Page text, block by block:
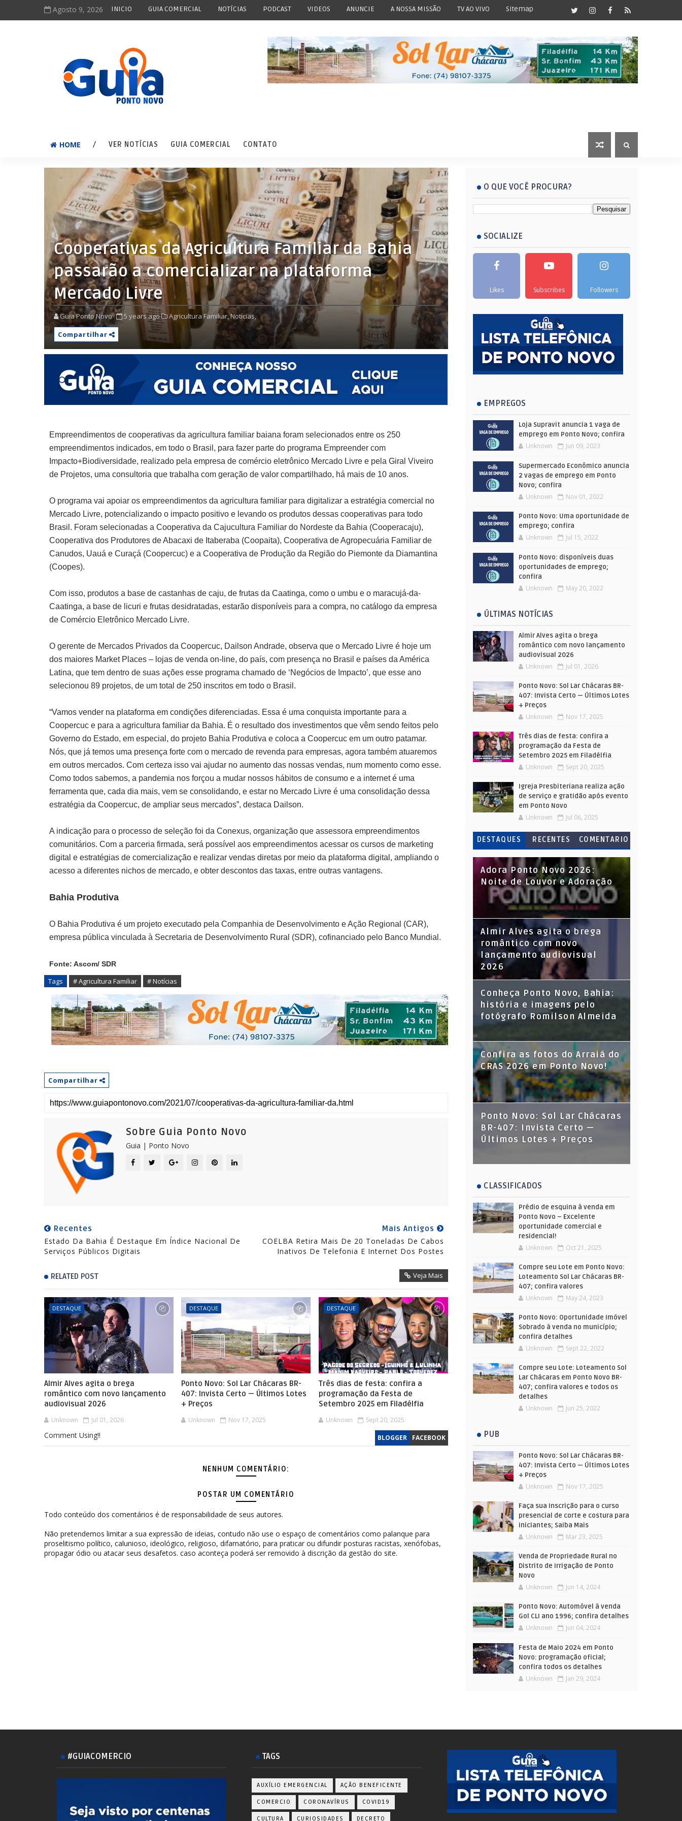
Agosto 9, 2026 INICIO GUIA COMERCIAL NOTÍCIAS PODCAST VIDEOS ANUNCIE A NOSSA MISSÃO TV AO VIVO Sitemap
HOME / VER NOTÍCIAS GUIA COMERCIAL CONTATO
Cooperativas da Agricultura Familiar da Bahia
passarão a comercializar na plataforma
Mercado Livre
Guia Ponto Novo 5 years ago Agricultura Familiar,Notícias,
Compartilhar
Empreendimentos de cooperativas da agricultura familiar baiana foram selecionados entre os 250
empreendimentos indicados, em todo o Brasil, para fazer parte do programa Empreender com
Impacto+Biodiversidade, realizado pela empresa de comércio eletrônico Mercado Livre e pela Giral Viveiro
de Projetos, uma consultoria que trabalha com geração de valor compartilhado, há mais de 10 anos.
O programa vai apoiar os empreendimentos da agricultura familiar para digitalizar a estratégia comercial no
Mercado Livre, potencializando o impacto positivo e levando os produtos dessas cooperativas para todo
Brasil. Foram selecionadas a Cooperativa da Cajucultura Familiar do Nordeste da Bahia (Cooperacaju),
Cooperativa dos Produtores de Abacaxi de Itaberaba (Coopaita), Cooperativa de Agropecuária Familiar de
Canudos, Uauá e Curaçá (Coopercuc) e a Cooperativa de Produção da Região do Piemonte da Diamantina
(Coopes).
Com isso, produtos a base de castanhas de caju, de frutas da Caatinga, como o umbu e o maracujá-da-
Caatinga, a base de licuri e frutas desidratadas, estarão disponíveis para a compra, no catálogo da empresa
de Comércio Eletrônico Mercado Livre.
O gerente de Mercados Privados da Coopercuc, Dailson Andrade, observa que o Mercado Livre é hoje um
dos maiores Market Places – lojas de venda on-line, do país, com presença no Brasil e países da América
Latina, que tem dentro de suas ações esse programa chamado de ‘Negócios de Impacto’, que esse ano
selecionou 89 projetos, de um total de 250 inscritos em todo o Brasil.
“Vamos vender na plataforma em condições diferenciadas. Essa é uma conquista importante para a
Coopercuc e para a agricultura familiar da Bahia. É o resultado dos investimentos que vêm sendo feitos pelo
Governo do Estado, em especial, do projeto Bahia Produtiva e coloca a Coopercuc em um outro patamar.
Nós, que já temos uma presença forte com o mercado de revenda para empresas, agora também atuaremos
em outros mercados. Com certeza isso vai ajudar no aumento das nossas vendas, num momento como esse.
Como todos sabemos, a pandemia nos forçou a mudar nossos hábitos de consumo e a internet é uma
ferramenta que, cada dia mais, vem se consolidando, e estar no Mercado Livre é uma consolidação dessa
estratégia da Coopercuc, de ampliar seus mercados”, destaca Dailson.
A indicação para o processo de seleção foi da Conexus, organização que assessora empreendimentos
comunitários. Com a parceria firmada, será possível aos empreendimentos acessar os cursos de marketing
digital e estratégias de comercialização e realizar vendas diretas por meio da plataforma digital, ampliando o
acesso a diferentes nichos de mercado, e obter descontos das taxas, entre outras vantagens.
Bahia Produtiva
O Bahia Produtiva é um projeto executado pela Companhia de Desenvolvimento e Ação Regional (CAR),
empresa pública vinculada à Secretaria de Desenvolvimento Rural (SDR), cofinanciado pelo Banco Mundial.
Fonte: Ascom/ SDR
Tags # Agricultura Familiar # Notícias
Compartilhar
Sobre Guia Ponto Novo
Guia | Ponto Novo
Recentes
Estado Da Bahia É Destaque Em Índice Nacional De
Serviços Públicos Digitais
Mais Antigos
COELBA Retira Mais De 20 Toneladas De Cabos
Inativos De Telefonia E Internet Dos Postes
RELATED POST Veja Mais
DESTAQUE
Almir Alves agita o brega
romântico com novo lançamento
audiovisual 2026
Unknown Jul 01, 2026
DESTAQUE
Ponto Novo: Sol Lar Chácaras BR-
407: Invista Certo — Últimos Lotes
+ Preços
Unknown Nov 17, 2025
DESTAQUE
Três dias de festa: confira a
programação da Festa de
Setembro 2025 em Filadélfia
Unknown Sept 20, 2025
BLOGGER FACEBOOK
Comment Using!!
NENHUM COMENTÁRIO:
POSTAR UM COMENTÁRIO
Todo conteúdo dos comentários é de responsabilidade de seus autores.
Não pretendemos limitar a sua expressão de ideias, contudo não use o espaço de comentários como palanque para
proselitismo político, calunioso, ideológico, religioso, difamatório, para praticar ou difundir posturas racistas, xenófobas,
propagar ódio ou atacar seus desafetos. caso aconteça poderá ser removido à discrição da gestão do site.
O QUE VOCÊ PROCURA?
SOCIALIZE
Likes Subscribes Followers
EMPREGOS
Loja Supravit anuncia 1 vaga de
emprego em Ponto Novo; confira
Unknown Jun 09, 2023
Supermercado Econômico anuncia
2 vagas de emprego em Ponto
Novo; confira
Unknown Nov 01, 2022
Ponto Novo: Uma oportunidade de
emprego; confira
Unknown Jul 15, 2022
Ponto Novo: disponíveis duas
oportunidades de emprego;
confira
Unknown May 20, 2022
ÚLTIMAS NOTÍCIAS
Almir Alves agita o brega
romântico com novo lançamento
audiovisual 2026
Unknown Jul 01, 2026
Ponto Novo: Sol Lar Chácaras BR-
407: Invista Certo — Últimos Lotes
+ Preços
Unknown Nov 17, 2025
Três dias de festa: confira a
programação da Festa de
Setembro 2025 em Filadélfia
Unknown Sept 20, 2025
Igreja Presbiteriana realiza ação
de serviço e gratidão após evento
em Ponto Novo
Unknown Jul 06, 2025
DESTAQUES RECENTES
COMENTARIO
S
Adora Ponto Novo 2026:
Noite de Louvor e Adoração
Almir Alves agita o brega
romântico com novo
lançamento audiovisual
2026
Conheça Ponto Novo, Bahia:
história e imagens pelo
fotógrafo Romilson Almeida
Confira as fotos do Arraiá do
CRAS 2026 em Ponto Novo!
Ponto Novo: Sol Lar Chácaras
BR-407: Invista Certo —
Últimos Lotes + Preços
CLASSIFICADOS
Prédio de esquina à venda em
Ponto Novo – Excelente
oportunidade comercial e
residencial!
Unknown Oct 21, 2025
Compre seu Lote em Ponto Novo:
Loteamento Sol Lar Chácaras BR-
407; confira valores
Unknown May 24, 2023
Ponto Novo: Oportunidade Imóvel
Sobrado à venda no município;
confira detalhes
Unknown Sept 22, 2022
Compre seu Lote: Loteamento Sol
Lar Chácaras em Ponto Novo BR-
407; confira valores e todos os
detalhes
Unknown Jun 25, 2022
PUB
Ponto Novo: Sol Lar Chácaras BR-
407: Invista Certo — Últimos Lotes
+ Preços
Unknown Nov 17, 2025
Faça sua Inscrição para o curso
presencial de corte e costura para
iniciantes; Saiba Mais
Unknown Mar 23, 2025
Venda de Propriedade Rural no
Distrito de Irrigação de Ponto
Novo
Unknown Jun 14, 2024
Ponto Novo: Automóvel à venda
Gol CLI ano 1996; confira detalhes
Unknown Jun 04, 2024
Festa de Maio 2024 em Ponto
Novo: programação oficial;
confira todos os detalhes
Unknown Jan 29, 2024
#GUIACOMERCIO TAGS
AUXÍLIO EMERGENCIAL AÇÃO BENEFICENTE
COMERCIO CORONAVÍRUS COVID19
CULTURA CURIOSIDADES DECRETO